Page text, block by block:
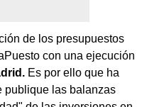
de los presupuestos
con una ejecución
Es por ello que ha
publique las balanzas